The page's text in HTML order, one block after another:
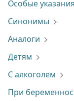
Особые указания
Синонимы
Аналоги
Детям
С алкоголем
При